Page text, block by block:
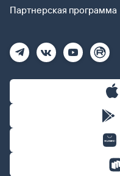
Партнерская программа